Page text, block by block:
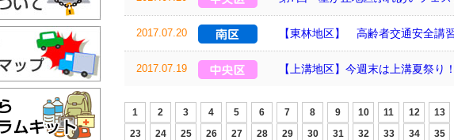
2017.07.20 【東林地区】 高齢者交通安全講
2017.07.19 【上溝地区】今週末は上溝夏祭り！
1 2 3 4 5 6 7 8 9 10 11 12 13
23
24 25 26 27 28 29 30 31 32 33 34 35